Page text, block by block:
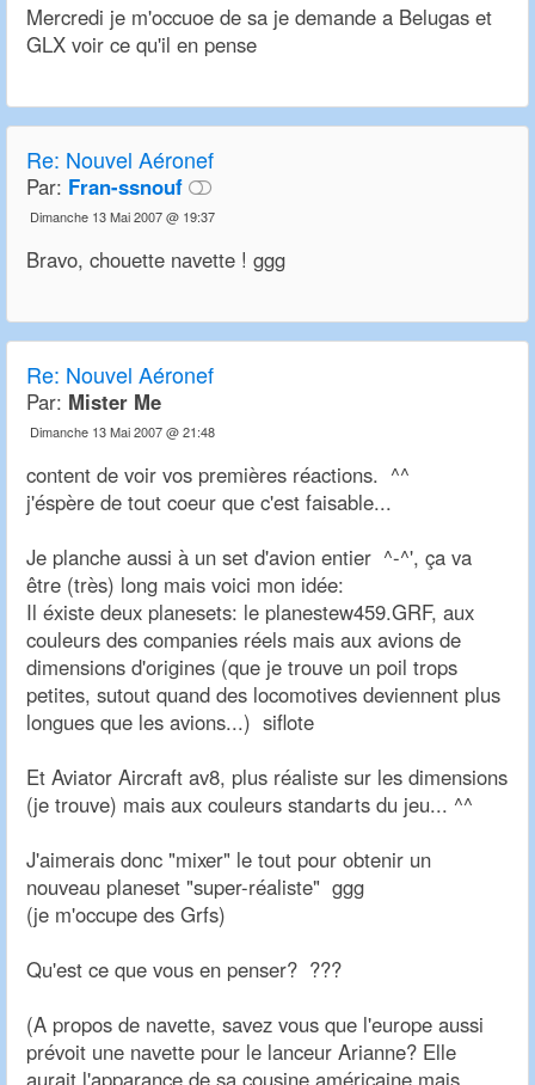
Mercredi je m'occuoe de sa je demande a Belugas et
GLX voir ce qu'il en pense
Re: Nouvel Aéronef
Par: Fran-ssnouf
Dimanche 13 Mai 2007 @ 19:37
Bravo, chouette navette ! ggg
Re: Nouvel Aéronef
Par: Mister Me
Dimanche 13 Mai 2007 @ 21:48
content de voir vos premières réactions. ^^
j'éspère de tout coeur que c'est faisable...
Je planche aussi à un set d'avion entier ^-^', ça va
être (très) long mais voici mon idée:
Il éxiste deux planesets: le planestew459.GRF, aux
couleurs des companies réels mais aux avions de
dimensions d'origines (que je trouve un poil trops
petites, sutout quand des locomotives deviennent plus
longues que les avions...) siflote
Et Aviator Aircraft av8, plus réaliste sur les dimensions
(je trouve) mais aux couleurs standarts du jeu... ^^
J'aimerais donc "mixer" le tout pour obtenir un
nouveau planeset "super-réaliste" ggg
(je m'occupe des Grfs)
Qu'est ce que vous en penser? ???
(A propos de navette, savez vous que l'europe aussi
prévoit une navette pour le lanceur Arianne? Elle
aurait l'apparance de sa cousine américaine mais